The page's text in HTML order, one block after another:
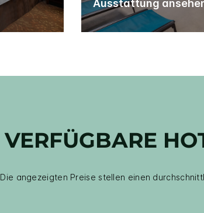
Ausstattung
VERFÜGBARE
Die angezeigten Preise stellen einen